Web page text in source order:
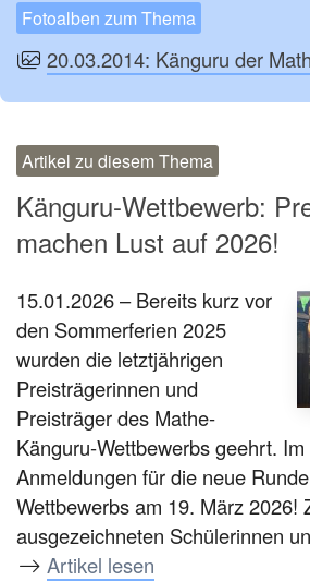
Fotoalben zum Thema
20.03.2014: Känguru der
Artikel zu diesem Thema
Känguru-Wettbewerb:
machen Lust auf 2026!
15.01.2026 – Bereits kurz vor
den Sommerferien 2025
wurden die letztjährigen
Preisträgerinnen und
Preisträger des Mathe-
Känguru-Wettbewerbs geehrt.
Anmeldungen für die neue
Wettbewerbs am 19. März 2026!
ausgezeichneten Schülerinnen
Artikel lesen